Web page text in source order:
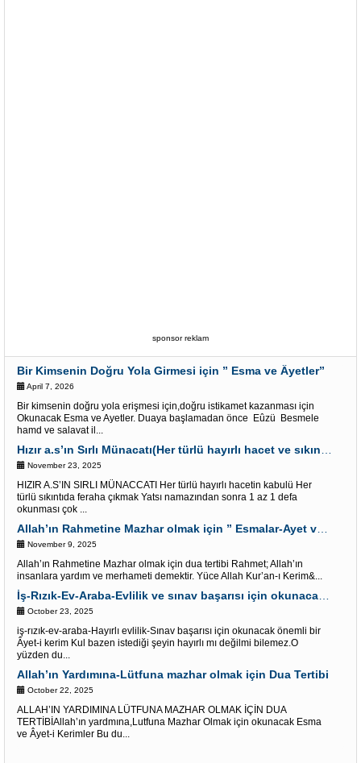
sponsor reklam
Bir Kimsenin Doğru Yola Girmesi için ” Esma ve Âyetler”
April 7, 2026
Bir kimsenin doğru yola erişmesi için,doğru istikamet kazanması için
Okunacak Esma ve Ayetler. Duaya başlamadan önce Eûzü Besmele
hamd ve salavat il...
November 23, 2025
HIZIR A.S’IN SIRLI MÜNACCATI Her türlü hayırlı hacetin kabulü Her
türlü sıkıntıda feraha çıkmak Yatsı namazından sonra 1 az 1 defa
okunması çok ...
November 9, 2025
Allah’ın Rahmetine Mazhar olmak için dua tertibi Rahmet; Allah’ın
insanlara yardım ve merhameti demektir. Yüce Allah Kur’an-ı Kerim&...
October 23, 2025
iş-rızık-ev-araba-Hayırlı evlilik-Sınav başarısı için okunacak önemli bir
Âyet-i kerim Kul bazen istediği şeyin hayırlı mı değilmi bilemez.O
yüzden du...
Allah’ın Yardımına-Lütfuna mazhar olmak için Dua Tertibi
October 22, 2025
ALLAH’IN YARDIMINA LÜTFUNA MAZHAR OLMAK İÇİN DUA
TERTİBİAllah’ın yardmına,Lutfuna Mazhar Olmak için okunacak Esma
ve Âyet-i Kerimler Bu du...